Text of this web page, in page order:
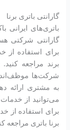
گارانتی باتری برنا
باتری‌های ایرانی
گارانتی شرکتی
برای استفاده از
برند مراجعه
شرکت‌ها موظف‌اند
به مشتری ارائه
می‌توانید از
برای استفاده از
برنا باتری مراجعه